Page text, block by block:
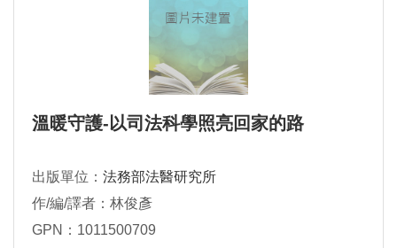
溫暖守護-以司法科學照亮回家的路
出版單位： 法務部法醫研究所
作/編/譯者：林俊彥
GPN：1011500709